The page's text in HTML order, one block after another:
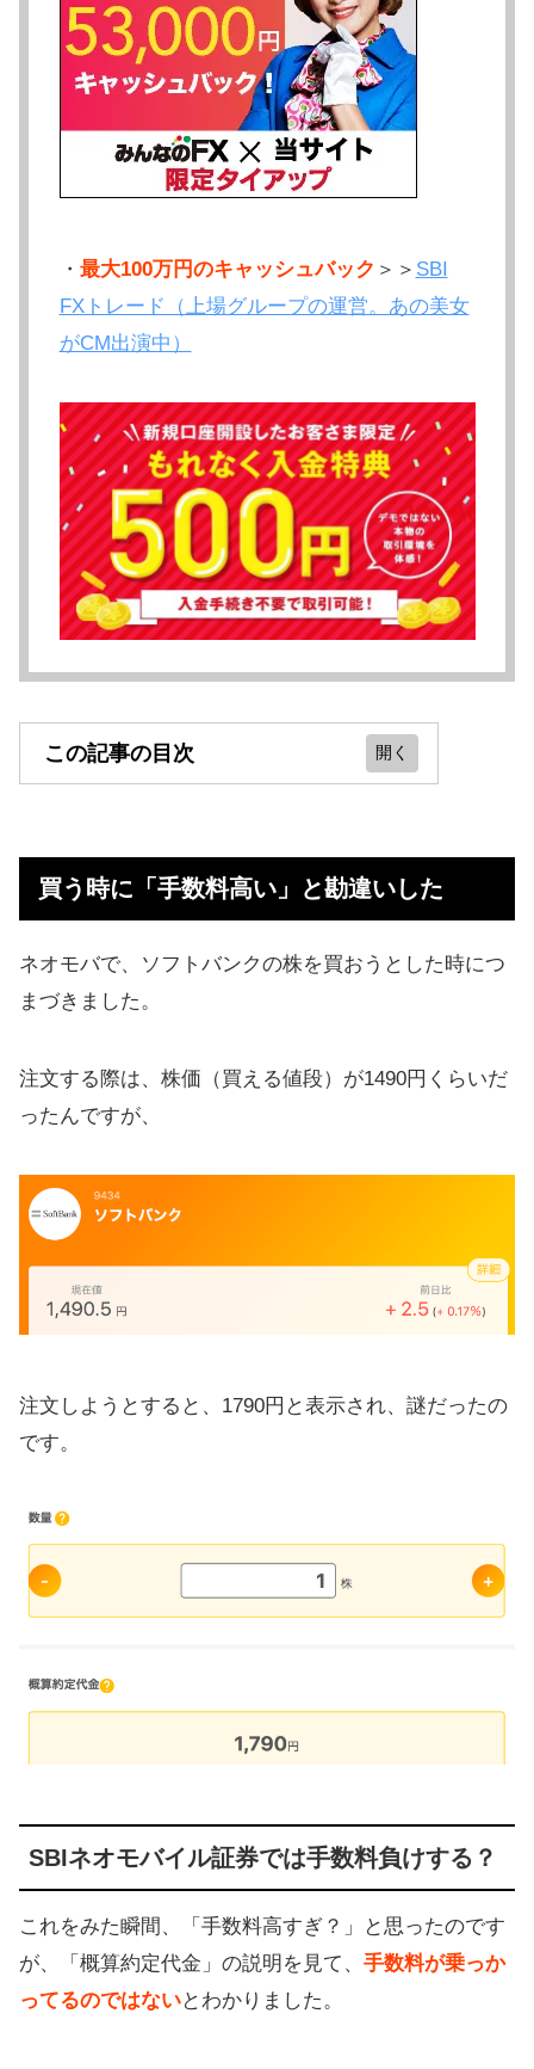
・ 最大100万円のキャッシュバック ＞＞ SBI
FXトレード（上場グループの運営。あの美女
がCM出演中）
この記事の目次
た
ネオモバは手数料安くオススメ！
投資の資金をもらう方法
株の資金がほしい人におすすめの情
【まとめ】ネオモバは手数料が安い
買う時に「手数料高い」と勘違いした
ネオモバで、ソフトバンクの株を買おうとした時につ
まづきました。
注文する際は、株価（買える値段）が1490円くらいだ
ったんですが、
注文しようとすると、1790円と表示され、謎だったの
です。
SBIネオモバイル証券では手数料負けする？
これをみた瞬間、「手数料高すぎ？」と思ったのです
が、「概算約定代金」の説明を見て、 手数料が乗っか
ってるのではないとわかりました。